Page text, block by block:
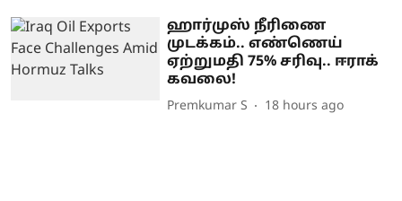
ஹார்முஸ் நீரிணை
முடக்கம்.. எண்ணெய்
ஏற்றுமதி 75% சரிவு.. ஈராக்
கவலை!
Premkumar S 18 hours ago